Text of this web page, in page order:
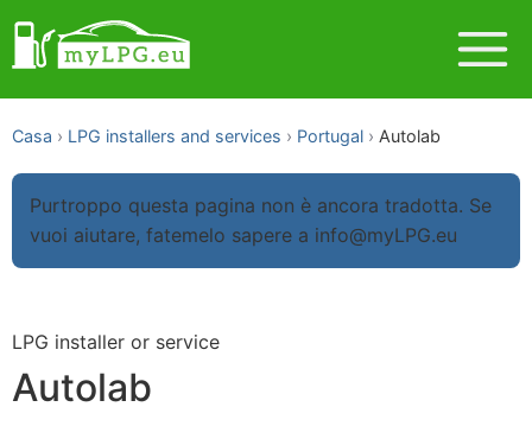
Casa LPG installers and services Portugal Autolab
Purtroppo questa pagina non è ancora tradotta. Se
vuoi aiutare, fatemelo sapere a info@myLPG.eu
LPG installer or service
Autolab